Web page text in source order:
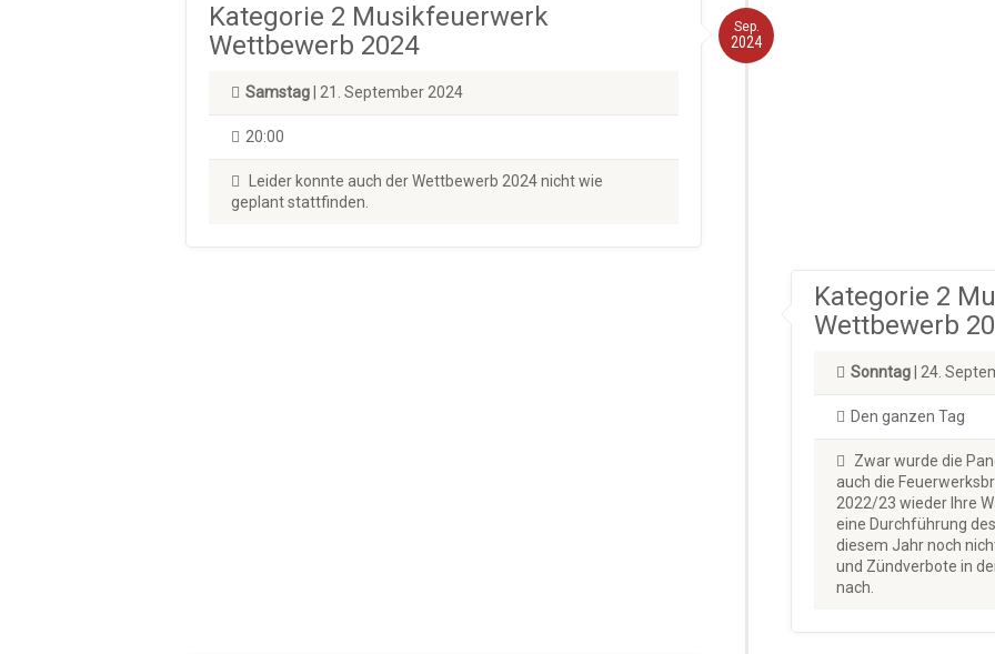
Sep.
2024
Kategorie 2 Musikfeuerwerk
Wettbewerb 2024
Samstag | 21. September 2024
20:00
Leider konnte auch der Wettbewerb 2024 nicht wie
geplant stattfinden.
Kategorie 2
Wettbewerb
Sonntag | 24.
Den ganzen Tag
Zwar wurde die
auch die
2022/23 wieder Ihre
eine Durchführung
diesem Jahr noch
und Zündverbote in
nach.